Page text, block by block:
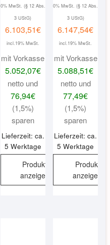
0% MwSt. (§ 12 Abs.
3 UStG)
6.103,51€
incl.19% MwSt.
mit Vorkasse
5.052,07€
netto und
76,94€
(1,5%)
sparen
Lieferzeit: ca.
5 Werktage
Produkt
anzeigen
0% MwSt. (§ 12 Abs.
3 UStG)
6.147,54€
incl.19% MwSt.
mit Vorkasse
5.088,51€
netto und
77,49€
(1,5%)
sparen
Lieferzeit: ca.
5 Werktage
Produkt
anzeigen